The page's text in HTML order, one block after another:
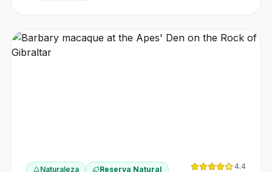
Naturaleza Reserva Natural 4.4